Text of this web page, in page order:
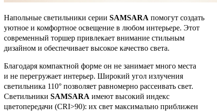
Напольные светильники серии SAMSARA помогут создать
уютное и комфортное освещение в любом интерьере. Этот
современный торшер привлекает внимание стильным
дизайном и обеспечивает высокое качество света.
Благодаря компактной форме он не занимает много места
и не перегружает интерьер. Широкий угол излучения
светильника 110° позволяет равномерно рассеивать свет.
Светильники SAMSARA имеют высокий индекс
цветопередачи (CRI>90): их свет максимально приближен